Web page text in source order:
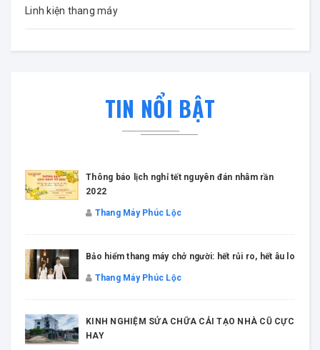
Linh kiện thang máy
TIN NỔI BẬT
Thông báo lịch nghỉ tết nguyên đán nhâm rần
2022
Thang Máy Phúc Lộc
Bảo hiểm thang máy chở người: hết rủi ro, hết âu lo
Thang Máy Phúc Lộc
KINH NGHIỆM SỬA CHỮA CẢI TẠO NHÀ CŨ CỰC
HAY